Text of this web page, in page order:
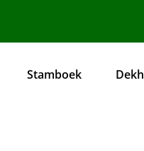
Stamboek